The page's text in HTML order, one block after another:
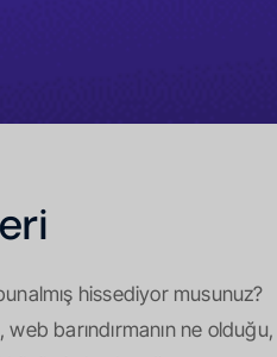
hissediyor musunuz?
barındırmanın ne olduğu,